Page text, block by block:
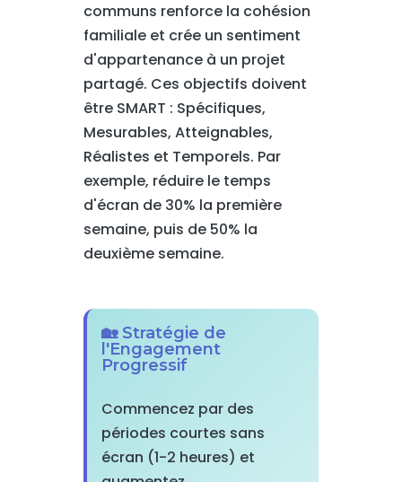
communs renforce la cohésion
familiale et crée un sentiment
d'appartenance à un projet
partagé. Ces objectifs doivent
être SMART : Spécifiques,
Mesurables, Atteignables,
Réalistes et Temporels. Par
exemple, réduire le temps
d'écran de 30% la première
semaine, puis de 50% la
deuxième semaine.
🏡 Stratégie de
l'Engagement
Progressif
Commencez par des
périodes courtes sans
écran (1-2 heures) et